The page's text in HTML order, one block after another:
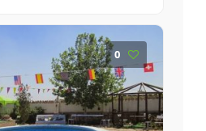
0